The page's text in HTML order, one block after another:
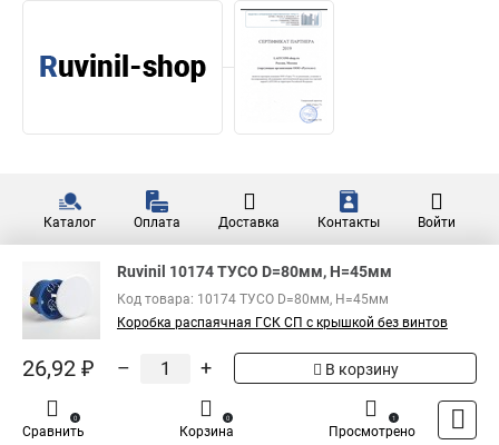
Каталог Оплата Доставка Контакты Войти
Ruvinil 10174 ТУСО D=80мм, H=45мм
Код товара: 10174 ТУСО D=80мм, H=45мм
Коробка распаячная ГСК СП с крышкой без винтов
26,92 ₽ – + В корзину
Сравнить
0
Корзина
0
Просмотрено
1